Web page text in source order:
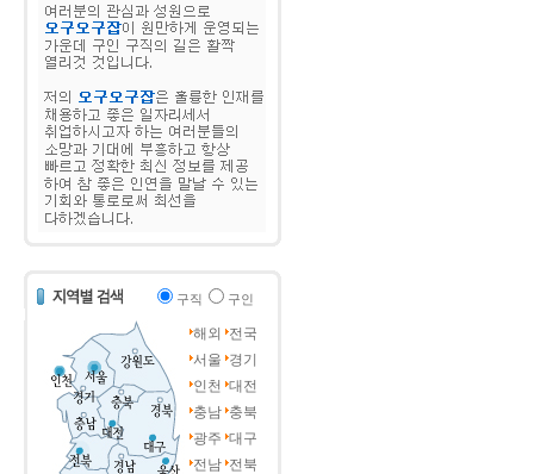
구직 구인
해외
전국
서울 경기
인천 대전
충남 충북
광주 대구
전남 전북